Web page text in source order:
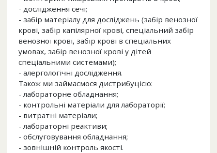
- дослідження сечі;
- забір матеріалу для досліджень (забір венозної
крові, забір капілярної крові, спеціальний забір
венозної крові, забір крові в спеціальних
умовах, забір венозної крові у дітей
спеціальними системами);
- алергологічні дослідження.
Також ми займаємося дистрибуцією:
- лабораторне обладнання;
- контрольні матеріали для лабораторії;
- витратні матеріали;
- лабораторні реaктиви;
- обслуговування обладнання;
- зовнішній контроль якості.